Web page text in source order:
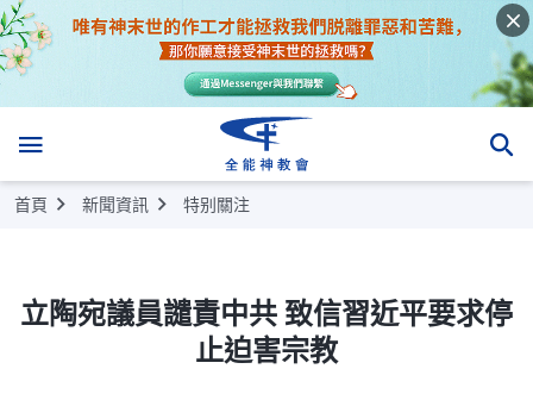
首頁 新聞資訊 特别關注
立陶宛議員譴責中共 致信習近平要求停
止迫害宗教